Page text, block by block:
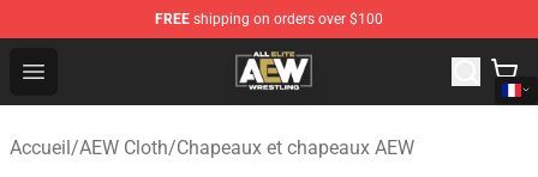
FREE shipping on orders over $100
Open menu
Aew Shop ⚡️ Official Aew Merchandise Store
Accueil/AEW Cloth/Chapeaux et chapeaux AEW